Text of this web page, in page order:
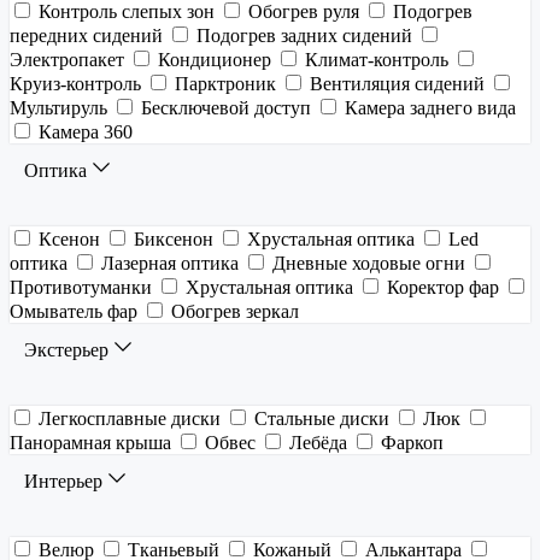
Контроль слепых зон Обогрев руля
Подогрев
передних сидений
Подогрев задних сидений
Электропакет
Кондиционер
Климат-контроль
Круиз-контроль
Парктроник
Вентиляция сидений
Мультируль
Бесключевой доступ
Камера заднего вида
Камера 360
Оптика
Ксенон Биксенон Хрустальная оптика
Led
оптика
Лазерная оптика
Дневные ходовые огни
Противотуманки
Хрустальная оптика
Коректор фар
Омыватель фар
Обогрев зеркал
Экстерьер
Легкосплавные диски Стальные диски
Люк
Панорамная крыша
Обвес Лебёда
Фаркоп
Интерьер
Велюр Тканьевый Кожаный
Алькантара